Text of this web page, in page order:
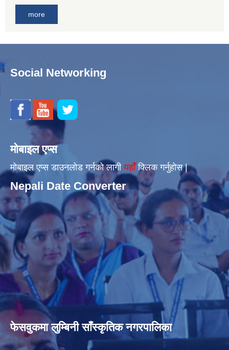
more
Social Networking
मोबाइल एप्स
मोबाइल एप्स डाउनलोड गर्नको लागीयहाँँक्लिक गर्नुहोस |
Nepali Date Converter
फेसवुकमा लुम्बिनी साँस्कृतिक नगरपालिका